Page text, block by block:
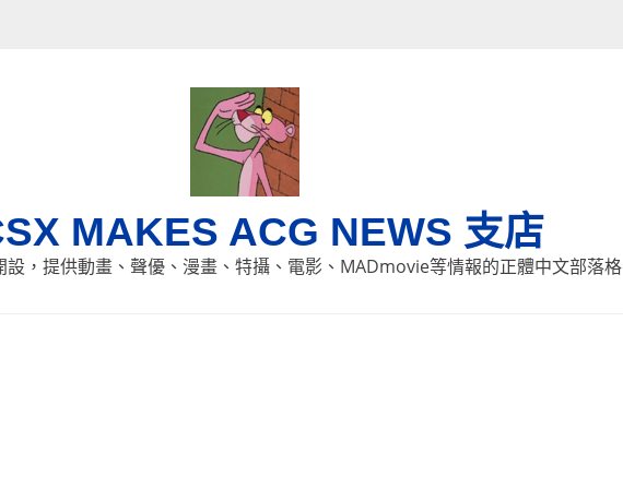
MAKES ACG NEWS 支店
設，提供動畫、聲優、漫畫、特攝、電影、MADmovie等情報的正體中文部落格